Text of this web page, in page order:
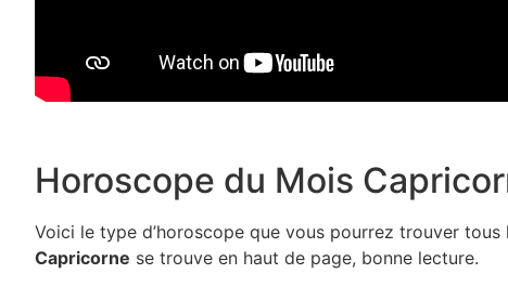
Horoscope du Mois
Voici le type d’horoscope que vous pourrez trouver
Capricorne se trouve en haut de page, bonne lecture.